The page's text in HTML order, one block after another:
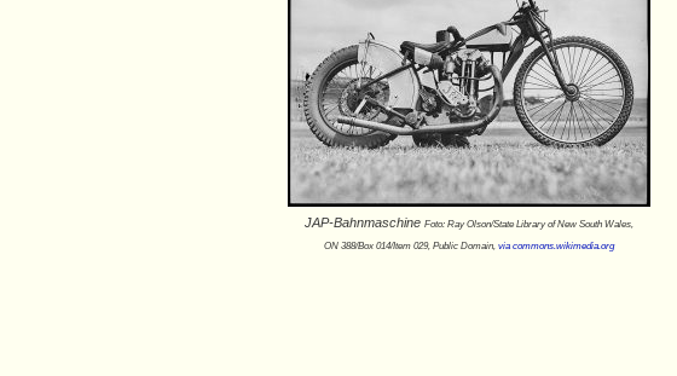
JAP-Bahnmaschine Foto: Ray Olson/State Library of New South Wales,
ON 388/Box 014/Item 029, Public Domain, via commons.wikimedia.org